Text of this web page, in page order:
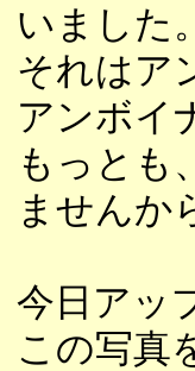
いました。
それはア
アンボイ
もっとも
ませんか
今日アッ
この写真